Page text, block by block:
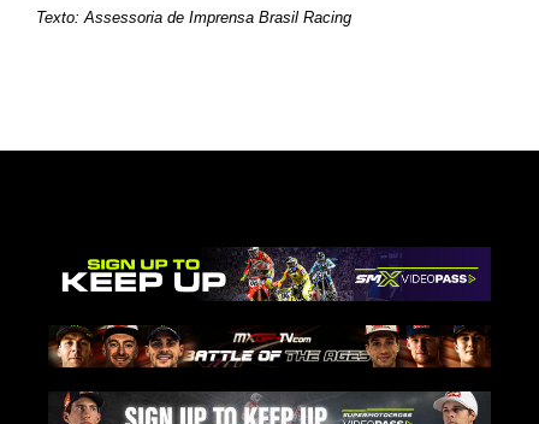
Texto: Assessoria de Imprensa Brasil Racing